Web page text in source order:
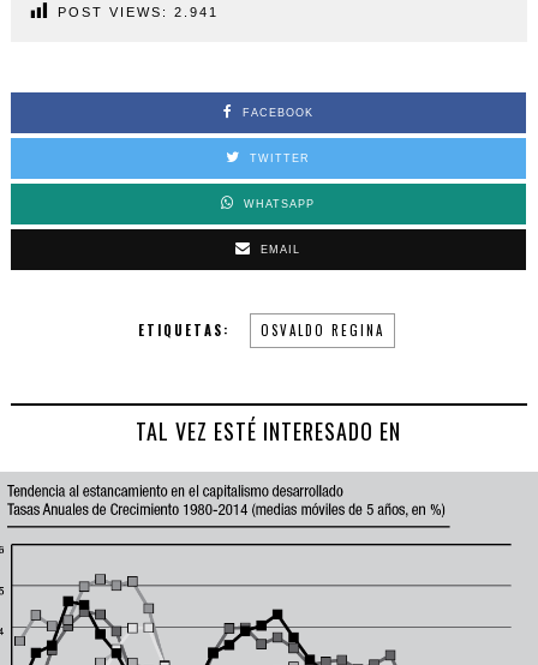
POST VIEWS: 2.941
FACEBOOK
TWITTER
WHATSAPP
EMAIL
ETIQUETAS: OSVALDO REGINA
TAL VEZ ESTÉ INTERESADO EN